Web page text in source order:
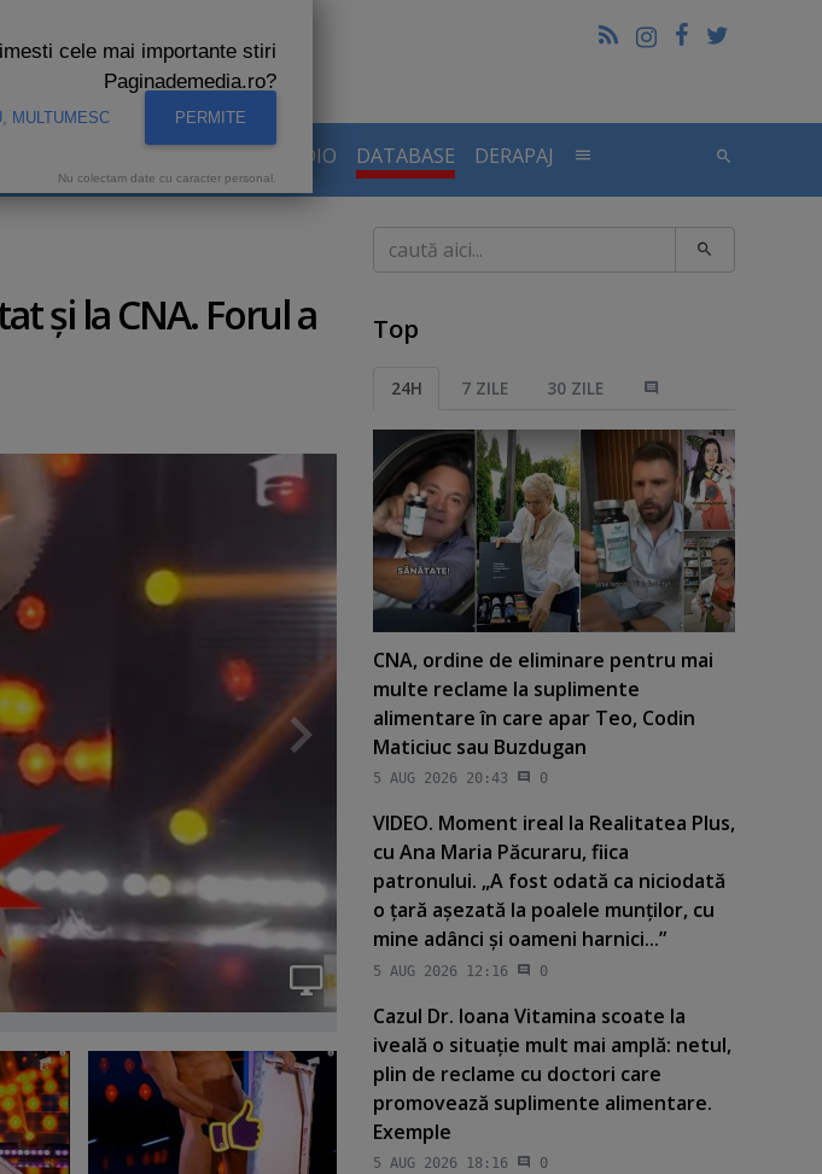
AUDIENTE RADIO DATABASE DERAPAJ
şi la CNA. Forul a
Caută
Top
24H 7 ZILE 30 ZILE
CNA, ordine de eliminare pentru mai
multe reclame la suplimente
alimentare în care apar Teo, Codin
Maticiuc sau Buzdugan
5 AUG 2026 20:43 0
VIDEO. Moment ireal la Realitatea Plus,
cu Ana Maria Păcuraru, fiica
patronului. „A fost odată ca niciodată
o ţară aşezată la poalele munţilor, cu
mine adânci şi oameni harnici...”
5 AUG 2026 12:16 0
Cazul Dr. Ioana Vitamina scoate la
iveală o situaţie mult mai amplă: netul,
plin de reclame cu doctori care
promovează suplimente alimentare.
Exemple
5 AUG 2026 18:16 0
cele mai importante stiri
Paginademedia.ro?
MULTUMESC PERMITE
Nu colectam date cu caracter personal.